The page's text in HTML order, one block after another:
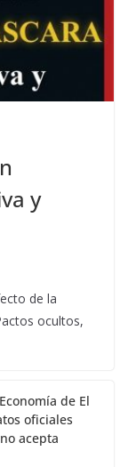
y
de la
ocultos,
de El
oficiales
acepta